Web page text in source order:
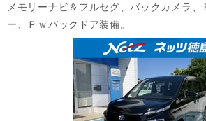
メモリーナビ＆フルセグ、バックカメラ、
ー、Ｐｗバックドア装備。